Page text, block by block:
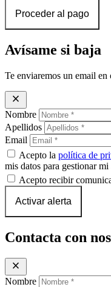
Proceder al pago
Avísame si baja
Te enviaremos un email
close
Nombre
Apellidos
Email
Acepto lapolítica de
mis datos para gestionar
Acepto recibir
Activar alerta
Contacta con
close
Nombre